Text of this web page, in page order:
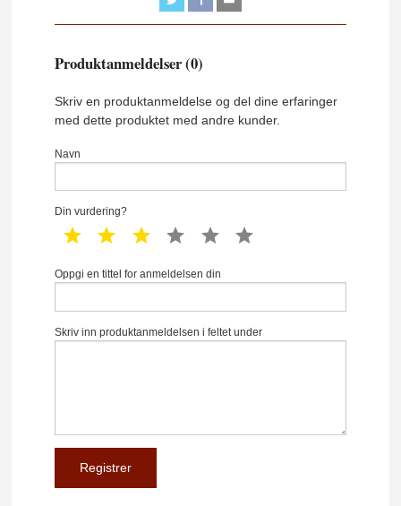
Produktanmeldelser (0)
Skriv en produktanmeldelse og del dine erfaringer
med dette produktet med andre kunder.
Navn
Din vurdering?
1 star 2 star 3 star 4 star 5 star
Oppgi en tittel for anmeldelsen din
Skriv inn produktanmeldelsen i feltet under